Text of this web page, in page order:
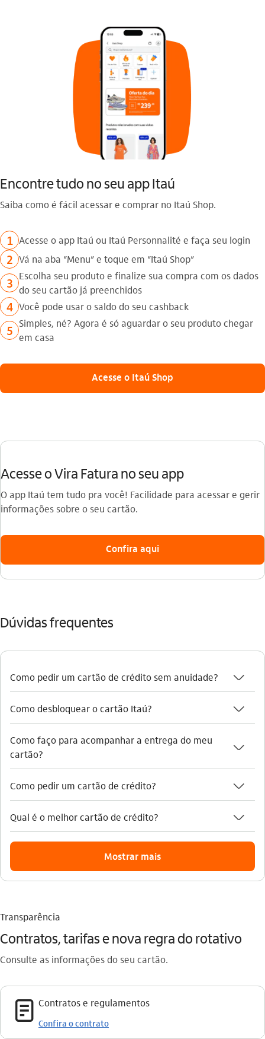
Encontre tudo no seu app Itaú
Saiba como é fácil acessar e comprar no Itaú Shop.
1 Acesse o app Itaú ou Itaú Personnalité e faça seu login
2 Vá na aba “Menu” e toque em “Itaú Shop”
3 Escolha seu produto e finalize sua compra com os dados
do seu cartão já preenchidos
4 Você pode usar o saldo do seu cashback
5 Simples, né? Agora é só aguardar o seu produto chegar
em casa
Acesse o Itaú Shop
Acesse o Vira Fatura no seu app
O app Itaú tem tudo pra você! Facilidade para acessar e gerir
informações sobre o seu cartão.
Confira aqui
Dúvidas frequentes
Como pedir um cartão de crédito sem anuidade? seta_baixo
Como desbloquear o cartão Itaú? seta_baixo
Como faço para acompanhar a entrega do meu
cartão?
seta_baixo
Como pedir um cartão de crédito? seta_baixo
Qual é o melhor cartão de crédito? seta_baixo
Mostrar mais
Transparência
Contratos, tarifas e nova regra do rotativo
Consulte as informações do seu cartão.
documento_outline Contratos e regulamentos
Confira o contrato